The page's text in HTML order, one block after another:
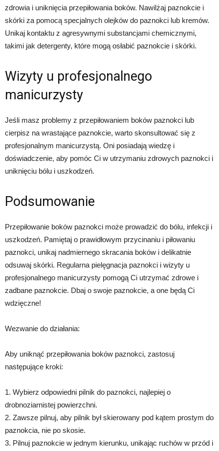
zdrowia i uniknięcia przepiłowania boków. Nawilżaj paznokcie i
skórki za pomocą specjalnych olejków do paznokci lub kremów.
Unikaj kontaktu z agresywnymi substancjami chemicznymi,
takimi jak detergenty, które mogą osłabić paznokcie i skórki.
Wizyty u profesjonalnego
manicurzysty
Jeśli masz problemy z przepiłowaniem boków paznokci lub
cierpisz na wrastające paznokcie, warto skonsultować się z
profesjonalnym manicurzystą. Oni posiadają wiedzę i
doświadczenie, aby pomóc Ci w utrzymaniu zdrowych paznokci i
uniknięciu bólu i uszkodzeń.
Podsumowanie
Przepiłowanie boków paznokci może prowadzić do bólu, infekcji i
uszkodzeń. Pamiętaj o prawidłowym przycinaniu i piłowaniu
paznokci, unikaj nadmiernego skracania boków i delikatnie
odsuwaj skórki. Regularna pielęgnacja paznokci i wizyty u
profesjonalnego manicurzysty pomogą Ci utrzymać zdrowe i
zadbane paznokcie. Dbaj o swoje paznokcie, a one będą Ci
wdzięczne!
Wezwanie do działania:
Aby uniknąć przepiłowania boków paznokci, zastosuj
następujące kroki:
1. Wybierz odpowiedni pilnik do paznokci, najlepiej o
drobnoziarnistej powierzchni.
2. Zawsze pilnuj, aby pilnik był skierowany pod kątem prostym do
paznokcia, nie po skosie.
3. Pilnuj paznokcie w jednym kierunku, unikając ruchów w przód i